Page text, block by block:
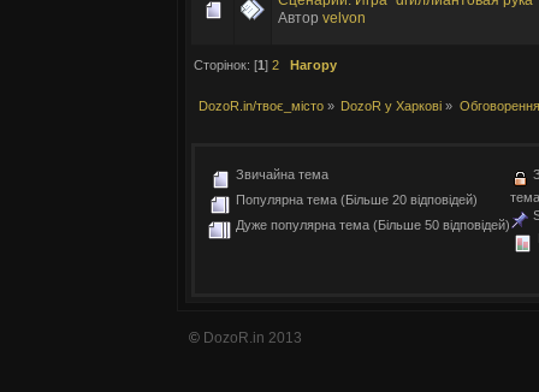
Автор velvon
Сторінок: [1]2 Нагору
DozoR.in/твоє_місто » DozoR у Харкові »
Звичайна тема
Популярна тема (Більше 20 відповідей)
Дуже популярна тема (Більше 50 відповідей)
тема
© DozoR.in 2013